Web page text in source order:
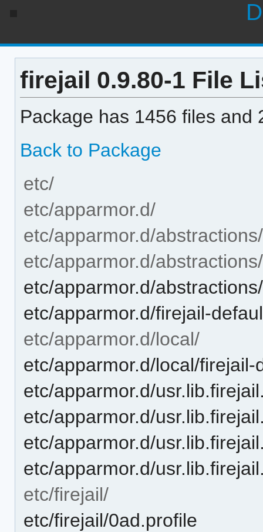
firejail 0.9.80-1 File
Package has 1456 files and
Back to Package
etc/
etc/apparmor.d/
etc/apparmor.d/abstractions/
etc/apparmor.d/
etc/apparmor.d/
etc/apparmor.d/firejail-
etc/apparmor.d/local/
etc/apparmor.d/local/firejail-
etc/apparmor.d/
etc/apparmor.d/
etc/apparmor.d/
etc/apparmor.d/
etc/firejail/
etc/firejail/0ad.profile